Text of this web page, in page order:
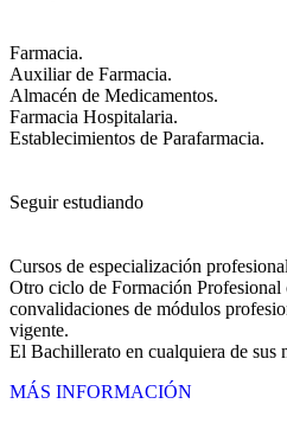
Farmacia.
Auxiliar de Farmacia.
Almacén de Medicamentos.
Farmacia Hospitalaria.
Establecimientos de Parafarmacia.
Seguir estudiando
Cursos de especialización profesional
Otro ciclo de Formación Profesional
convalidaciones de módulos
vigente.
El Bachillerato en cualquiera de sus
MÁS INFORMACIÓN